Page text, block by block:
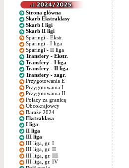
Strona główna
Skarb Ekstraklasy
Skarb I ligi
Skarb II ligi
Sparingi - Ekstr.
Sparingi - I liga
Sparingi - II liga
Transfery - Ekstr.
Transfery - I liga
Transfery - II liga
Transfery - zagr.
Przygotowania E
Przygotowania I
Przygotowania II
Polacy za granicą
Obcokrajowcy
Baraże 2024
Ekstraklasa
I liga
II liga
III liga
III liga, gr. I
III liga, gr. II
III liga, gr. III
III liga, gr. IV